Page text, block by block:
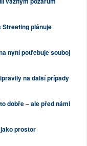
plánuje
nyní potřebuje souboj
na další případy
dobře – ale před námi
prostor